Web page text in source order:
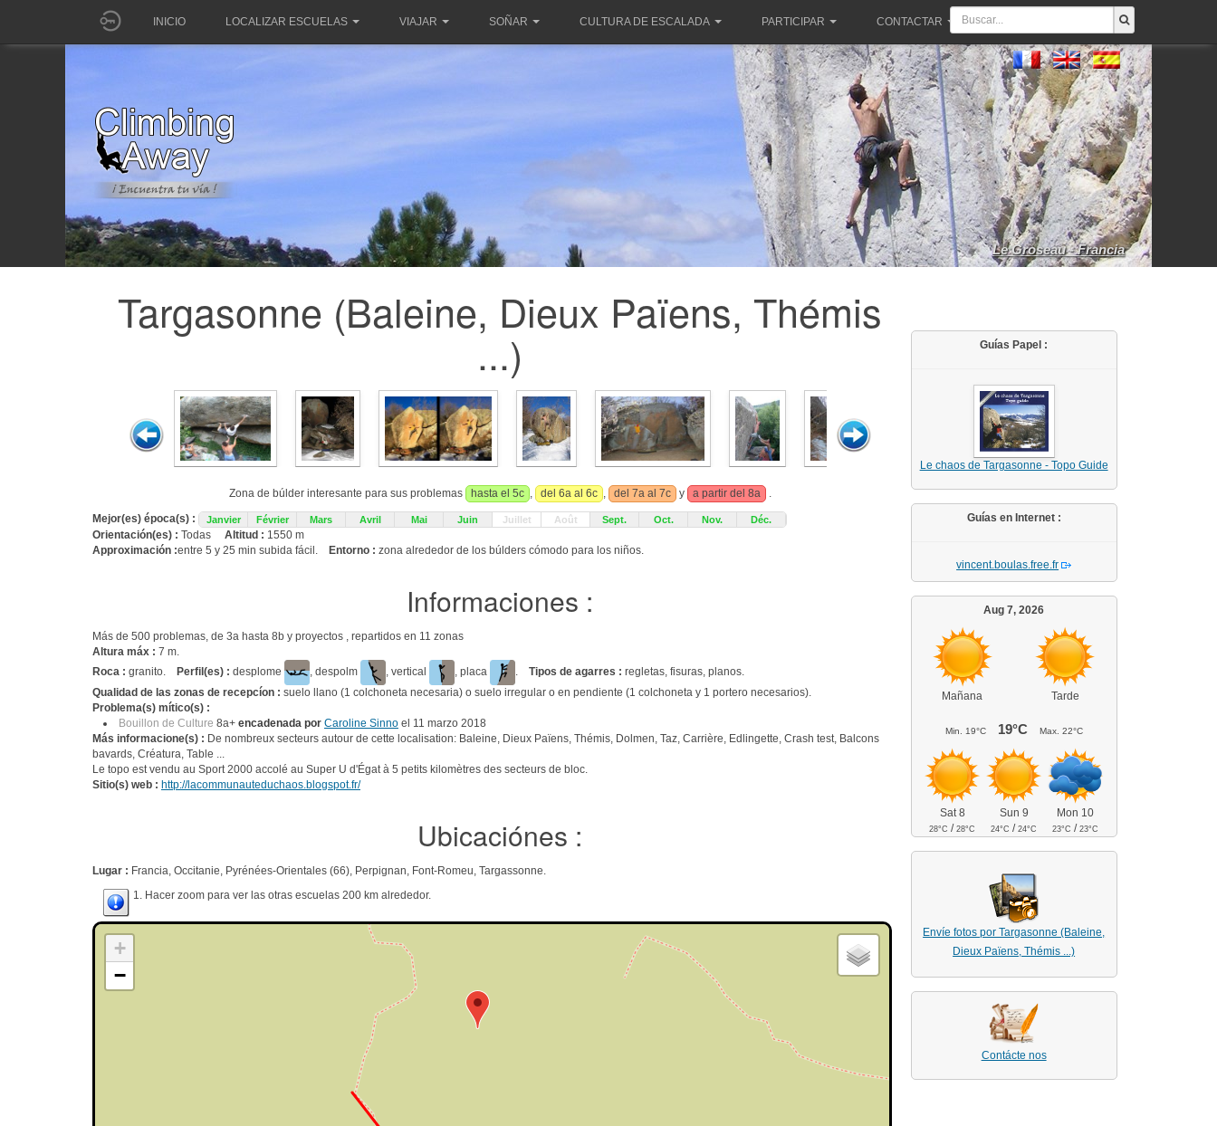
INICIO LOCALIZAR ESCUELAS VIAJAR SOÑAR CULTURA DE ESCALADA PARTICIPAR CONTACTAR
Le Groseau - Francia
Targasonne (Baleine, Dieux Païens, Thémis
...)
Zona de búlder interesante para sus problemas hasta el 5c , del 6a al 6c , del 7a al 7c y a partir del 8a .
Mejor(es) época(s) : Janvier Février Mars Avril Mai Juin Juillet Août Sept. Oct. Nov. Déc.
Orientación(es) : Todas Altitud : 1550 m
Approximación :entre 5 y 25 min subida fácil. Entorno : zona alrededor de los búlders cómodo para los niños.
Informaciones :
Más de 500 problemas, de 3a hasta 8b y proyectos , repartidos en 11 zonas
Altura máx : 7 m.
Roca : granito. Perfil(es) : desplome , despolm , vertical , placa . Tipos de agarres : regletas, fisuras, planos.
Qualidad de las zonas de recepcíon : suelo llano (1 colchoneta necesaria) o suelo irregular o en pendiente (1 colchoneta y 1 portero necesarios).
Problema(s) mítico(s) :
Bouillon de Culture 8a+ encadenada por Caroline Sinno el 11 marzo 2018
Más informacione(s) : De nombreux secteurs autour de cette localisation: Baleine, Dieux Païens, Thémis, Dolmen, Taz, Carrière, Edlingette, Crash test, Balcons
bavards, Créatura, Table ...
Le topo est vendu au Sport 2000 accolé au Super U d'Égat à 5 petits kilomètres des secteurs de bloc.
Sitio(s) web : http://lacommunauteduchaos.blogspot.fr/
Ubicaciónes :
Lugar : Francia, Occitanie, Pyrénées-Orientales (66), Perpignan, Font-Romeu, Targassonne.
1. Hacer zoom para ver las otras escuelas 200 km alrededor.
+
−
Guías Papel :
Le chaos de Targasonne - Topo Guide
Guías en Internet :
vincent.boulas.free.fr
Aug 7, 2026
Mañana Tarde
Min. 19°C 19°C Max. 22°C
Sat 8
28°C /28°C
Sun 9
24°C /24°C
Mon 10
23°C /23°C
Envíe fotos por Targasonne (Baleine,
Dieux Païens, Thémis ...)
Contácte nos